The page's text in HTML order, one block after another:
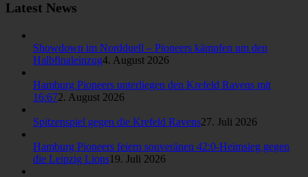
Latest News
Showdown im Nordduell – Pioneers kämpfen um den
Halbfinaleinzug4. August 2026
Hamburg Pioneers unterliegen den Krefeld Ravens mit
16:672. August 2026
Spitzenspiel gegen die Krefeld Ravens27. Juli 2026
Hamburg Pioneers feiern souveränen 42:0-Heimsieg gegen
die Leipzig Lions19. Juli 2026